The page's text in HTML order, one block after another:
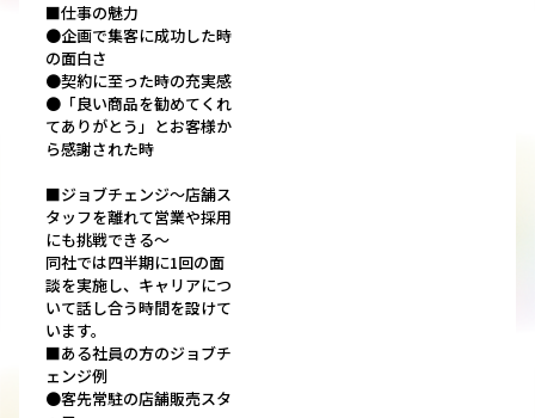
■仕事の魅力
●企画で集客に成功した時
の面白さ
●契約に至った時の充実感
●「良い商品を勧めてくれ
てありがとう」とお客様か
ら感謝された時
■ジョブチェンジ～店舗ス
タッフを離れて営業や採用
にも挑戦できる～
同社では四半期に1回の面
談を実施し、キャリアにつ
いて話し合う時間を設けて
います。
■ある社員の方のジョブチ
ェンジ例
●客先常駐の店舗販売スタ